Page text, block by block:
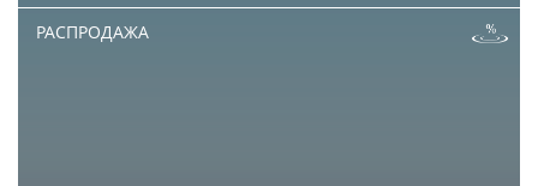
РАСПРОДАЖА